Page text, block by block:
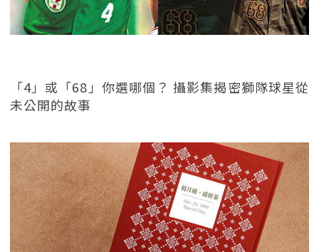
「4」或「68」你選哪個？ 攝影集揭密獅隊球星從
未公開的故事